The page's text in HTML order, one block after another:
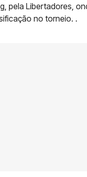
pela Libertadores,
no torneio. .